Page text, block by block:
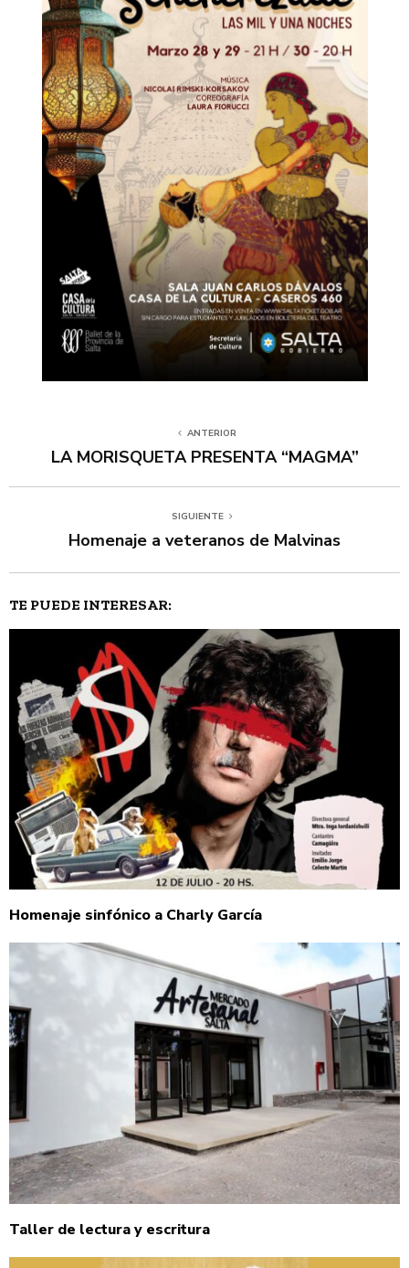
ANTERIOR
LA MORISQUETA PRESENTA “MAGMA”
SIGUIENTE
Homenaje a veteranos de Malvinas
TE PUEDE INTERESAR:
Homenaje sinfónico a Charly García
Taller de lectura y escritura